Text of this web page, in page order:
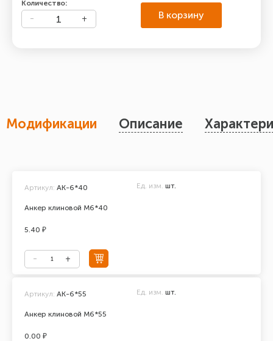
Количество:
В корзину
Модификации Описание
Анкер клиновой М6*40
Артикул: АК-6*40 Ед. изм. шт.
5.40 ₽
Анкер клиновой М6*55
Артикул: АК-6*55 Ед. изм. шт.
0.00 ₽